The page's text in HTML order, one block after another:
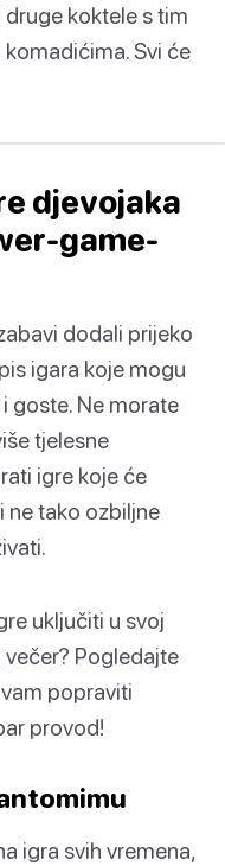
koktele s tim
Svi će
djevojaka
game-
dodali prijeko
igara koje mogu
goste. Ne morate
tjelesne
igre koje će
ne tako ozbiljne
uključiti u svoj
Pogledajte
popraviti
provod!
igra svih vremena,